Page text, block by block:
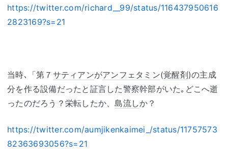
https://twitter.com/richard__99/status/116437950616
2823169?s=21
当時､「第７ サティアンがアンフェタミン(覚醒剤)の主成
分を作る設備だったと証言した警察幹部がいた｡どこへ逝
ったのだろう？栄転したか、島流しか？
https://twitter.com/aumjikenkaimei_/status/11757573
82363693056?s=21